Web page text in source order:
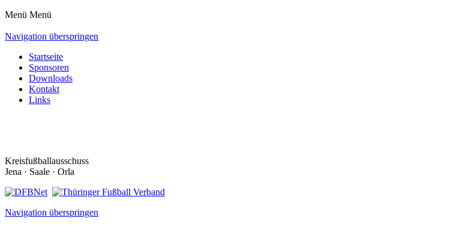
Menü Menü
Navigation überspringen
Startseite
Sponsoren
Downloads
Kontakt
Links
Kreisfußballausschuss
Jena · Saale · Orla
Navigation überspringen